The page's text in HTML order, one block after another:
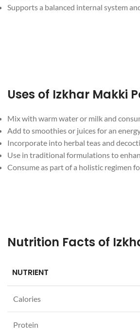
Supports a balanced internal system
Mix with warm water or milk and
Add to smoothies or juices for an
Incorporate into herbal teas and
Use in traditional formulations to
Consume as part of a holistic regimen
NUTRIENT
Calories
Protein
Instagram